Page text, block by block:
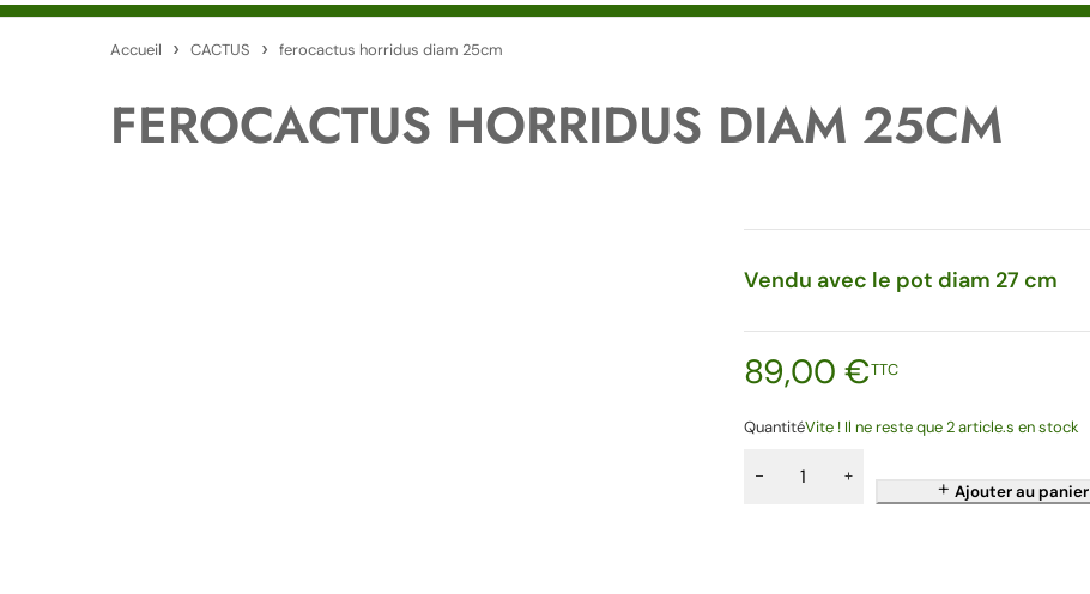
Accueil CACTUS ferocactus horridus diam 25cm
FEROCACTUS HORRIDUS DIAM 25CM
Vendu avec le pot diam 27 cm
89,00 €TTC
QuantitéVite ! Il ne reste que 2 article.s en stock
Ajouter au panier